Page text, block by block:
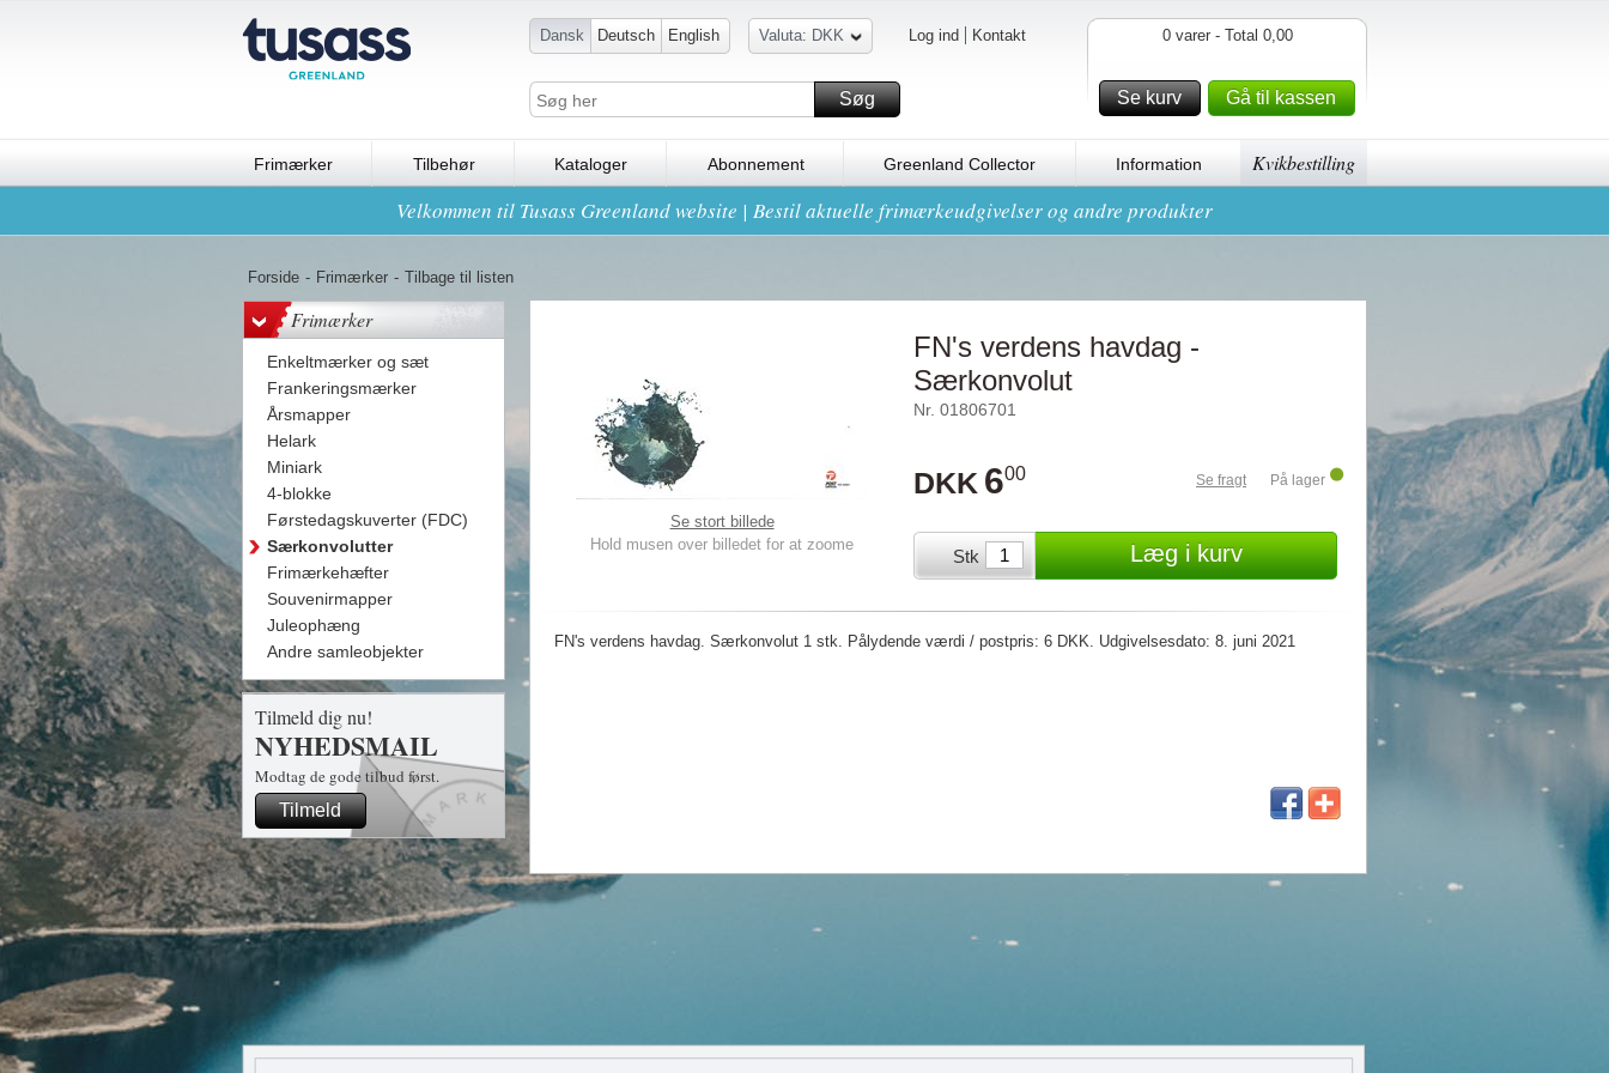
Dansk Deutsch English Valuta: DKK Log ind Kontakt
Søg
0 varer - Total 0,00
Se kurv Gå til kassen
Frimærker Tilbehør Kataloger Abonnement Greenland Collector Information Kvikbestilling
Velkommen til Tusass Greenland website | Bestil aktuelle frimærkeudgivelser og andre produkter
Forside - Frimærker - Tilbage til listen
Frimærker
Enkeltmærker og sæt
Frankeringsmærker
Årsmapper
Helark
Miniark
4-blokke
Førstedagskuverter (FDC)
Særkonvolutter
Frimærkehæfter
Souvenirmapper
Juleophæng
Andre samleobjekter
Tilmeld dig nu!
NYHEDSMAIL
Modtag de gode tilbud først.
Tilmeld
Se stort billede
Hold musen over billedet for at zoome
FN's verdens havdag -
Særkonvolut
Nr. 01806701
DKK 600 Se fragt På lager
Stk Læg i kurv
FN's verdens havdag. Særkonvolut 1 stk. Pålydende værdi / postpris: 6 DKK. Udgivelsesdato: 8. juni 2021